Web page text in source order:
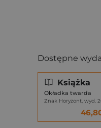
Dostępne
Książka
Okładka twarda
Znak Horyzont, wyd.